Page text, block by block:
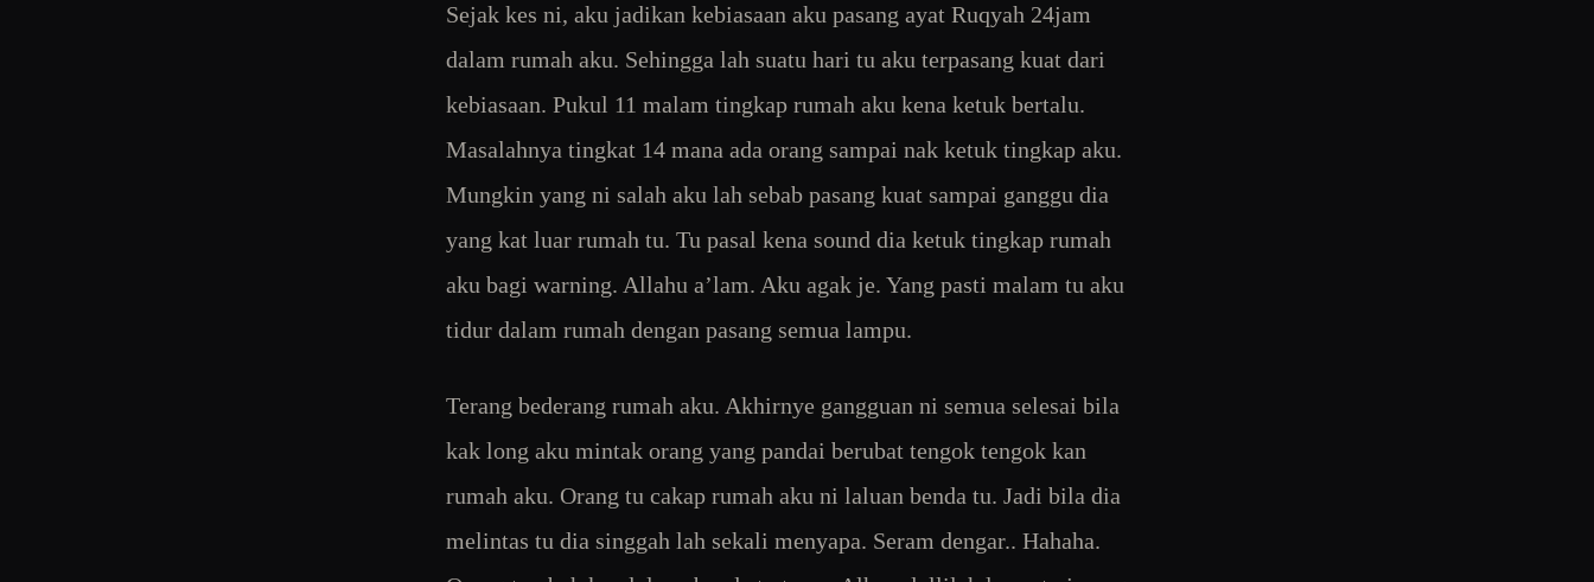
Sejak kes ni, aku jadikan kebiasaan aku pasang ayat Ruqyah 24jam
dalam rumah aku. Sehingga lah suatu hari tu aku terpasang kuat dari
kebiasaan. Pukul 11 malam tingkap rumah aku kena ketuk bertalu.
Masalahnya tingkat 14 mana ada orang sampai nak ketuk tingkap aku.
Mungkin yang ni salah aku lah sebab pasang kuat sampai ganggu dia
yang kat luar rumah tu. Tu pasal kena sound dia ketuk tingkap rumah
aku bagi warning. Allahu a’lam. Aku agak je. Yang pasti malam tu aku
tidur dalam rumah dengan pasang semua lampu.
Terang bederang rumah aku. Akhirnye gangguan ni semua selesai bila
kak long aku mintak orang yang pandai berubat tengok tengok kan
rumah aku. Orang tu cakap rumah aku ni laluan benda tu. Jadi bila dia
melintas tu dia singgah lah sekali menyapa. Seram dengar.. Hahaha.